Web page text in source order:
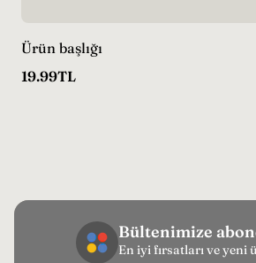
Ürün başlığı
Normal
19.99TL
Bültenimize
En iyi fırsatları ve yeni